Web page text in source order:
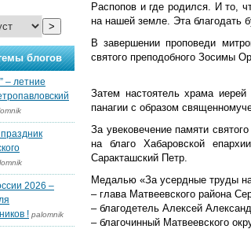
Распопов и где родился. И то,
на нашей земле. Эта благодать
В завершении проповеди
святого преподобного Зосимы
Затем настоятель храма
панагии с образом
За увековечение памяти
на благо Хабаровской
Саракташский Петр.
Медалью «За усердные труды
– глава Матвеевского района
– благодетель Алексей
– благочинный Матвеевского
>
блогов
– летние
2026 –
! palomnik